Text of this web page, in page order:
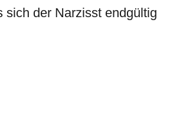
sich der Narzisst endgültig